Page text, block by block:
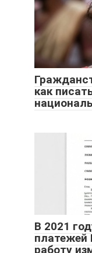
как
В 2021
платежей
работу